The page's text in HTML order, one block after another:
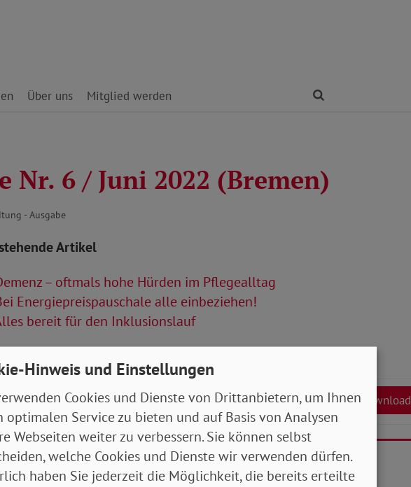
Über uns Mitglied werden
Nr. 6 / Juni 2022 (Bremen)
- Ausgabe
Artikel
– oftmals hohe Hürden im Pflegealltag
Energiepreispauschale alle einbeziehen!
bereit für den Inklusionslauf
Artikel
Juni 2022 (Bremen, Hamburg)- 7 MB Download
Hinweis und Einstellungen
Cookies und Dienste von Drittanbietern, um Ihnen
optimalen Service zu bieten und auf Basis von Analysen
Webseiten weiter zu verbessern. Sie können selbst
welche Cookies und Dienste wir verwenden dürfen.
haben Sie jederzeit die Möglichkeit, die bereits erteilte